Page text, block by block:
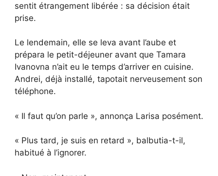
sentit étrangement libérée : sa décision était
prise.
Le lendemain, elle se leva avant l’aube et
prépara le petit-déjeuner avant que Tamara
Ivanovna n’ait eu le temps d’arriver en cuisine.
Andrei, déjà installé, tapotait nerveusement son
téléphone.
« Il faut qu’on parle », annonça Larisa posément.
« Plus tard, je suis en retard », balbutia-t-il,
habitué à l’ignorer.